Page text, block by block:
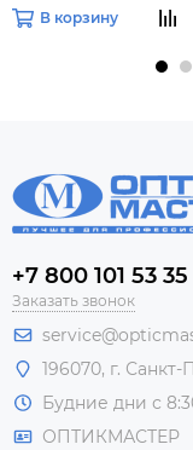
В корзину
+7 800 101 53 35
Заказать звонок
196070, г.
Будние дни с
ОПТИКМАСТЕР